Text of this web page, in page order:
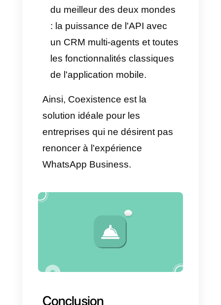
de Callbell en tant que
plateforme de gestion de la
clientèle:
Boîte de réception unifiée
pour toute l'équipe
Chatbot personnalisable avec
ou sans intelligence artificielle
Règles d'attribution
Étiquettes, notes internes et
entonnoirs de vente